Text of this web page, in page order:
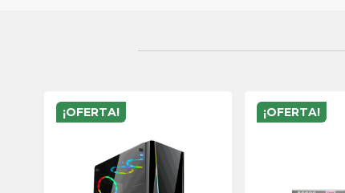
¡OFERTA! ¡OFERTA!